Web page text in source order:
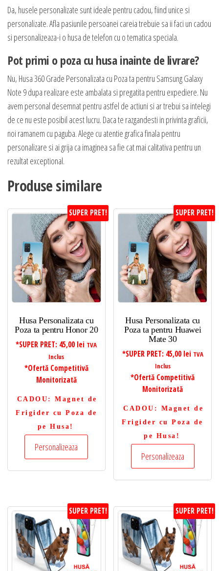
Da, husele personalizate sunt ideale pentru cadou, fiind unice si
personalizate. Afla pasiunile persoanei careia trebuie sa ii faci un cadou
si personalizeaza-i o husa de telefon cu o tematica speciala.
Pot primi o poza cu husa inainte de livrare?
Nu, Husa 360 Grade Personalizata cu Poza ta pentru Samsung Galaxy
Note 9 dupa realizare este ambalata si pregatita pentru expediere. Nu
avem personal desemnat pentru astfel de actiuni si ar trebui sa intelegi
de ce nu este posibil acest lucru. Daca te razgandesti in privinta graficii,
noi ramanem cu paguba. Alege cu atentie grafica finala pentru
personalizare si ai grija ca imaginea sa fie cat mai calitativa pentru un
rezultat exceptional.
Produse similare
SUPER PRET!
Husa Personalizata cu
Poza ta pentru Honor 20
*SUPER PRET: 45,00 lei TVA
Inclus
*Ofertă Competitivă
Monitorizată
CADOU : Magnet de
Frigider cu Poza de
pe Husa!
Personalizeaza
SUPER PRET!
Husa Personalizata cu
Poza ta pentru Huawei
Mate 30
*SUPER PRET: 45,00 lei TVA
Inclus
*Ofertă Competitivă
Monitorizată
CADOU : Magnet de
Frigider cu Poza de
pe Husa!
Personalizeaza
SUPER PRET! SUPER PRET!